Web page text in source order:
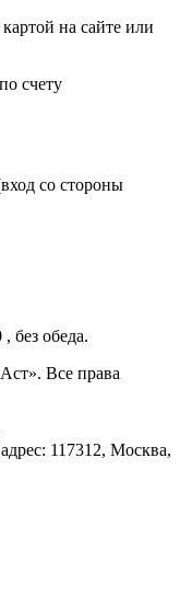
на сайте или
счету
со стороны
, без обеда.
Все права
117312, Москва,